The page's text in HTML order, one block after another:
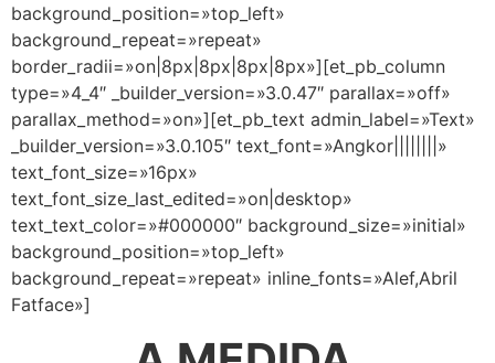
background_position=»top_left»
background_repeat=»repeat»
border_radii=»on|8px|8px|8px|8px»][et_pb_column
type=»4_4″ _builder_version=»3.0.47″ parallax=»off»
parallax_method=»on»][et_pb_text admin_label=»Text»
_builder_version=»3.0.105″ text_font=»Angkor||||||||»
text_font_size=»16px»
text_font_size_last_edited=»on|desktop»
text_text_color=»#000000″ background_size=»initial»
background_position=»top_left»
background_repeat=»repeat» inline_fonts=»Alef,Abril
Fatface»]